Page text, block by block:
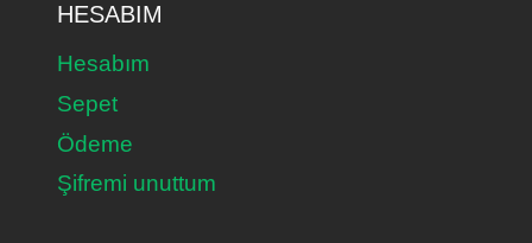
HESABIM
Hesabım
Sepet
Ödeme
Şifremi unuttum